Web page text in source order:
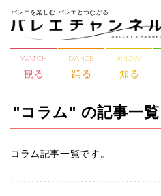
バレエを楽しむ バレエとつながる
WATCH
観る
DANCE
踊る
KNOW
知る
"コラム" の記事一覧
コラム記事一覧です。